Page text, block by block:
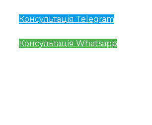
Консультація Telegram
Консультація Whatsapp